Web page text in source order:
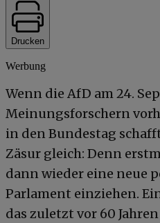
Drucken
Werbung
Wenn die AfD am 24.
Meinungsforschern
in den Bundestag
Zäsur gleich: Denn
dann wieder eine neue
Parlament einziehen.
das zuletzt vor 60